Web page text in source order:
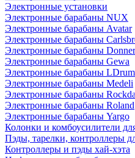
Электронные установки
Электронные барабаны NUX
Электронные барабаны Avatar
Электронные барабаны
Электронные барабаны Donner
Электронные барабаны Gewa
Электронные барабаны
Электронные барабаны Medeli
Электронные барабаны
Электронные барабаны Roland
Электронные барабаны Yargo
Колонки и комбоусилители
Пэды, тарелки, контроллеры
Контроллеры и пэды хай-хэта